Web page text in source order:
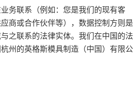
务联系（例如：您是我们的现有客
商或合作伙伴等），数据控制方则是
之联系的法律实体。我们在中国的法
州的英格斯模具制造（中国）有限公